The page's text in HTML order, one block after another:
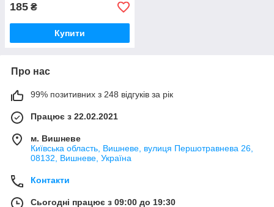
185 ₴
Купити
Про нас
99% позитивних з 248 відгуків за рік
Працює з 22.02.2021
м. Вишневе
Київська область, Вишневе, вулиця Першотравнева 26,
08132, Вишневе, Україна
Контакти
Сьогодні працює з 09:00 до 19:30